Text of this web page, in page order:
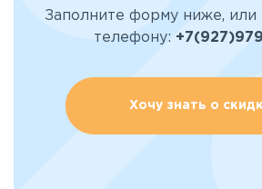
Заполните форму ниже, или
телефону:
Хочу знать о